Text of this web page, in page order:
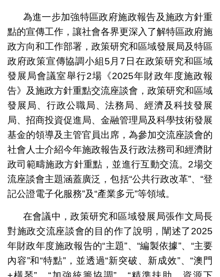
為進一步加強特區政府施政報告及施政方針重
點的宣傳工作，讓社會各界更深入了解特區政府施
政方向和工作部署，政策研究和區域發展局及特區
政府政策宣傳協調小組5月7日在政策研究和區域
發展局會議室舉行2場《2025年財政年度施政報
告》及施政方針重點交流座談會，政策研究和區域
發展局、行政公職局、法務局、經濟及科技發展
局、招商投資促進局、金融管理局及科學技術發展
基金的領導及主管官員出席，為參加交流座談會的
社會人士介紹今年施政報告及行政法務司和經濟財
政司範疇施政方針重點，並進行互動交流。2場交
流座談會主題涵蓋廣泛，包括“公共行政改革”、“登
記公證電子化服務”及“產業多元”等領域。
在會議中，政策研究和區域發展局張作文局長
對施政交流座談會的目的作了說明，闡述了2025
年財政年度施政報告的“主題”、“編製依據”、“主要
內容”和“特點”，並透過“新突破、新成效”、“澳門